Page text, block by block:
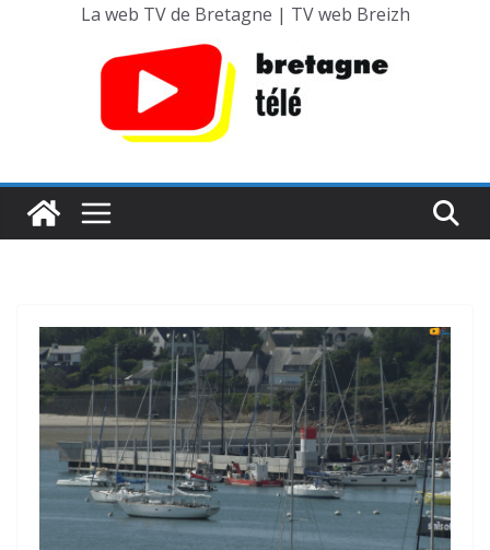
La web TV de Bretagne | TV web Breizh